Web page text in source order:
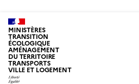
MINISTÈRES
TRANSITION
ÉCOLOGIQUE
AMÉNAGEMENT
DU TERRITOIRE
TRANSPORTS
VILLE ET LOGEMENT